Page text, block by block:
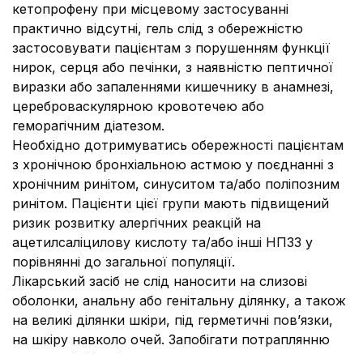
кетопрофену при місцевому застосуванні
практично відсутні, гель слід з обережністю
застосовувати пацієнтам з порушенням функції
нирок, серця або печінки, з наявністю пептичної
виразки або запаленнями кишечнику в анамнезі,
цереброваскулярною кровотечею або
геморагічним діатезом.
Необхідно дотримуватись обережності пацієнтам
з хронічною бронхіальною астмою у поєднанні з
хронічним ринітом, синуситом та/або поліпозним
ринітом. Пацієнти цієї групи мають підвищений
ризик розвитку алергічних реакцій на
ацетилсаліцилову кислоту та/або інші НПЗЗ у
порівнянні до загальної популяції.
Лікарський засіб не слід наносити на слизові
оболонки, анальну або генітальну ділянку, а також
на великі ділянки шкіри, під герметичні пов’язки,
на шкіру навколо очей. Запобігати потраплянню